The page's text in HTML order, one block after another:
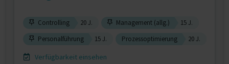
Controlling 20 J. Management (allg.)
15 J.
Personalführung
15 J. Prozessoptimierung 20 J.
Verfügbarkeit einsehen